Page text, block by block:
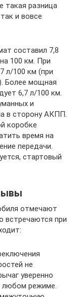
такая разница
и вовсе
составил 7,8
100 км. При
л/100 км (при
Более мощная
6,7 л/100 км.
и
в сторону АКПП.
коробке
время на
передачи.
стартовый
отмечают
встречаются при
не
уверенно
любом режиме.